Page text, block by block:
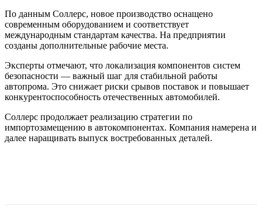
По данным Соллерс, новое производство оснащено
современным оборудованием и соответствует
международным стандартам качества. На предприятии
созданы дополнительные рабочие места.
Эксперты отмечают, что локализация компонентов систем
безопасности — важный шаг для стабильной работы
автопрома. Это снижает риски срывов поставок и повышает
конкурентоспособность отечественных автомобилей.
Соллерс продолжает реализацию стратегии по
импортозамещению в автокомпонентах. Компания намерена и
далее наращивать выпуск востребованных деталей.